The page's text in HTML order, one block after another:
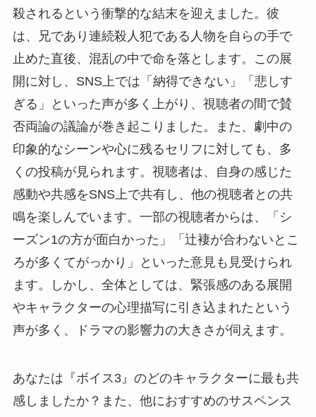
殺されるという衝撃的な結末を迎えました。彼
は、兄であり連続殺人犯である人物を自らの手で
止めた直後、混乱の中で命を落とします。この展
開に対し、SNS上では「納得できない」「悲しす
ぎる」といった声が多く上がり、視聴者の間で賛
否両論の議論が巻き起こりました。また、劇中の
印象的なシーンや心に残るセリフに対しても、多
くの投稿が見られます。視聴者は、自身の感じた
感動や共感をSNS上で共有し、他の視聴者との共
鳴を楽しんでいます。一部の視聴者からは、「シ
ーズン1の方が面白かった」「辻褄が合わないとこ
ろが多くてがっかり」といった意見も見受けられ
ます。しかし、全体としては、緊張感のある展開
やキャラクターの心理描写に引き込まれたという
声が多く、ドラマの影響力の大きさが伺えます。
あなたは『ボイス3』のどのキャラクターに最も共
感しましたか？また、他におすすめのサスペンス